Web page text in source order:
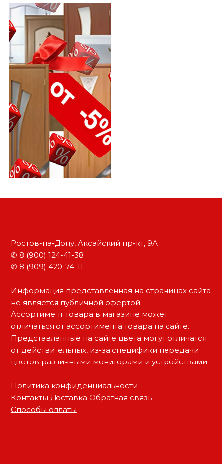
Ростов-на-Дону, Аксайский пр-кт, 9А
✆ 8 (900) 124-41-38
✆ 8 (909) 420-74-11
Информация представленная на страницах сайта
не является публичной офертой.
Ассортимент товара в магазине может
отличаться от ассортимента товара на сайте.
Представленные на сайте цвета могут отличатся
от действительных, из-за специфики передачи
цветов различными мониторами и устройствами.
Политика конфиденциальности
Контакты Доставка Обратная связь
Способы оплаты